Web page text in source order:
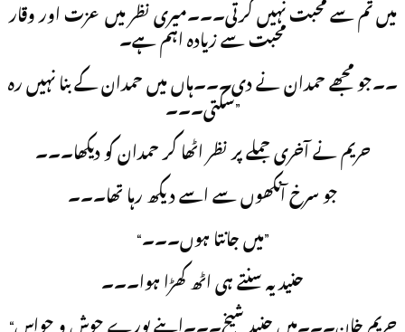
میں تم سے محبت نہیں کرتی۔۔۔میری نظر میں عزت اور وقار
محبت سے زیادہ اہم ہے۔
۔۔جو مجھے حمدان نے دی۔۔۔ہاں میں حمدان کے بنا نہیں رہ
سکتی۔۔۔”
حریم نے آخری جملے پر نظر اٹھا کر حمدان کو دیکھا۔۔۔
جو سرخ آنکھوں سے اسے دیکھ رہا تھا۔۔۔
“میں جانتا ہوں۔۔۔”
حنید یہ سنتے ہی اٹھ کھڑا ہوا۔۔۔
“حریم خان۔۔۔میں حنید شیخ۔۔۔اپنے پورے حوش و حواس